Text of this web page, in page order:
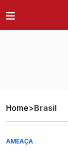
Home>Brasil
AMEAÇA